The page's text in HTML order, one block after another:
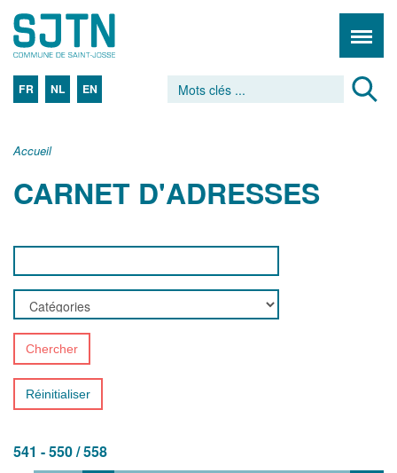
FR NL EN
Accueil
CARNET D'ADRESSES
Chercher
Réinitialiser
541 - 550 / 558